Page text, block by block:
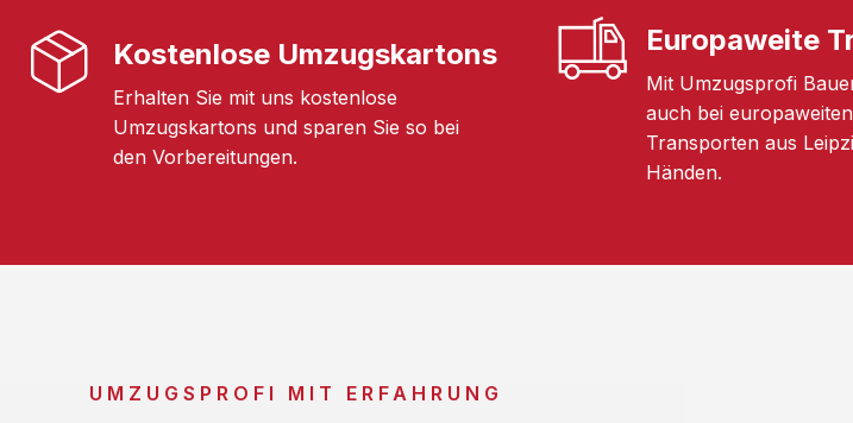
Kostenlose Umzugskartons
Erhalten Sie mit uns kostenlose
Umzugskartons und sparen Sie so bei
den Vorbereitungen.
Europaweite
Mit Umzugsprofi
auch bei
Transporten aus
Händen.
UMZUGSPROFI MIT ERFAHRUNG